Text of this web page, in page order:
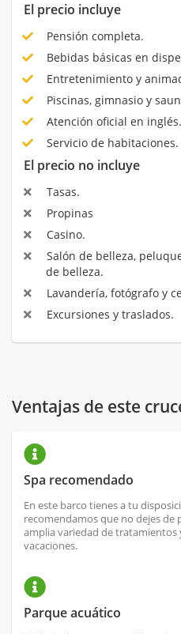
El precio incluye
Pensión completa.
Bebidas básicas en
Entretenimiento y
Piscinas, gimnasio y
Atención oficial en inglés.
Servicio de habitaciones.
El precio no incluye
Tasas.
Propinas
Casino.
Salón de belleza,
de belleza.
Lavandería, fotógrafo y
Excursiones y traslados.
Ventajas de este
Spa recomendado
En este barco tienes a tu
recomendamos que no dejes de
amplia variedad de
vacaciones.
Parque acuático